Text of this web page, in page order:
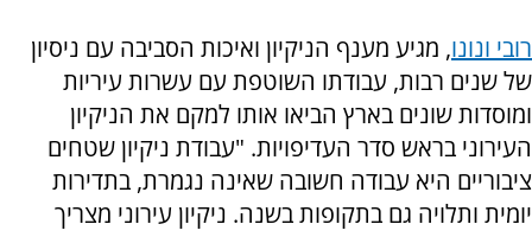
רובי ונונו, מגיע מענף הניקיון ואיכות הסביבה עם ניסיון
של שנים רבות, עבודתו השוטפת עם עשרות עיריות
ומוסדות שונים בארץ הביאו אותו למקם את הניקיון
העירוני בראש סדר העדיפויות. "עבודת ניקיון שטחים
ציבוריים היא עבודה חשובה שאינה נגמרת, בתדירות
יומית ותלויה גם בתקופות בשנה. ניקיון עירוני מצריך